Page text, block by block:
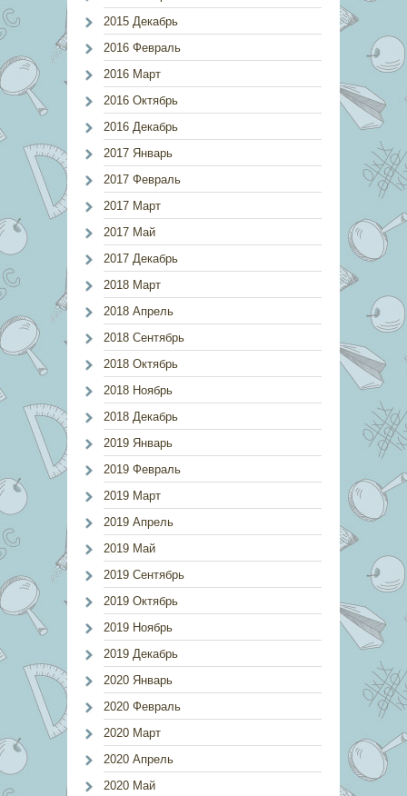
2015 Декабрь
2016 Февраль
2016 Март
2016 Октябрь
2016 Декабрь
2017 Январь
2017 Февраль
2017 Март
2017 Май
2017 Декабрь
2018 Март
2018 Апрель
2018 Сентябрь
2018 Октябрь
2018 Ноябрь
2018 Декабрь
2019 Январь
2019 Февраль
2019 Март
2019 Апрель
2019 Май
2019 Сентябрь
2019 Октябрь
2019 Ноябрь
2019 Декабрь
2020 Январь
2020 Февраль
2020 Март
2020 Апрель
2020 Май